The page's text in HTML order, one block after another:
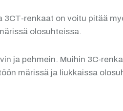
renkaat on voitu pitää
olosuhteissa.
ja pehmein. Muihin 3C-
märissä ja liukkaissa